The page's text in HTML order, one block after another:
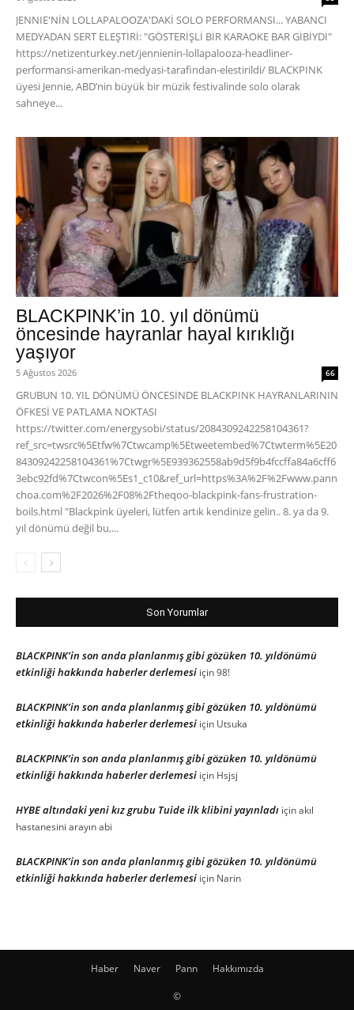
JENNIE'NİN LOLLAPALOOZA'DAKİ SOLO PERFORMANSI... YABANCI
MEDYADAN SERT ELEŞTİRİ: "GÖSTERİŞLİ BİR KARAOKE BAR GİBİYDİ"
https://netizenturkey.net/jennienin-lollapalooza-headliner-
performansi-amerikan-medyasi-tarafindan-elestirildi/ BLACKPINK
üyesi Jennie, ABD’nin büyük bir müzik festivalinde solo olarak
sahneye...
BLACKPINK’in 10. yıl dönümü
öncesinde hayranlar hayal kırıklığı
yaşıyor
5 Ağustos 2026 66
GRUBUN 10. YIL DÖNÜMÜ ÖNCESİNDE BLACKPINK HAYRANLARININ
ÖFKESİ VE PATLAMA NOKTASI
https://twitter.com/energysobi/status/2084309242258104361?
ref_src=twsrc%5Etfw%7Ctwcamp%5Etweetembed%7Ctwterm%5E20
84309242258104361%7Ctwgr%5E939362558ab9d5f9b4fccffa84a6cff6
3ebc92fd%7Ctwcon%5Es1_c10&ref_url=https%3A%2F%2Fwww.pann
choa.com%2F2026%2F08%2Ftheqoo-blackpink-fans-frustration-
boils.html "Blackpink üyeleri, lütfen artık kendinize gelin.. 8. ya da 9.
yıl dönümü değil bu,...
Son Yorumlar
BLACKPINK’in son anda planlanmış gibi gözüken 10. yıldönümü
etkinliği hakkında haberler derlemesi için98!
BLACKPINK’in son anda planlanmış gibi gözüken 10. yıldönümü
etkinliği hakkında haberler derlemesi için Utsuka
BLACKPINK’in son anda planlanmış gibi gözüken 10. yıldönümü
etkinliği hakkında haberler derlemesi için Hsjsj
HYBE altındaki yeni kız grubu Tuide ilk klibini yayınladı içinakıl
hastanesini arayın abi
BLACKPINK’in son anda planlanmış gibi gözüken 10. yıldönümü
etkinliği hakkında haberler derlemesi için Narin
Haber Naver Pann Hakkımızda
©